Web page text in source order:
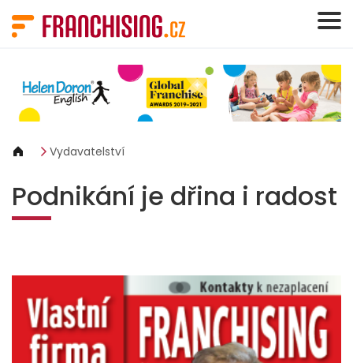
Vydavatelství
Podnikání je dřina i radost